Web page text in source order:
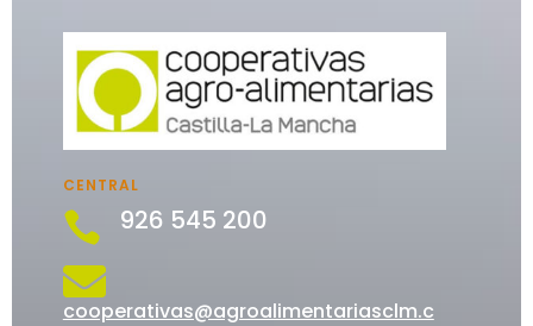
CENTRAL
 926 545 200

cooperativas@agroalimentariasclm.c